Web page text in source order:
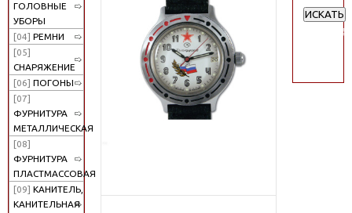
ГОЛОВНЫЕ
УБОРЫ
[04] РЕМНИ
[05]
СНАРЯЖЕНИЕ
[06] ПОГОНЫ
[07]
ФУРНИТУРА
МЕТАЛЛИЧЕСКАЯ
[08]
ФУРНИТУРА
ПЛАСТМАССОВАЯ
[09] КАНИТЕЛЬ,
КАНИТЕЛЬНАЯ
ИСКАТЬ